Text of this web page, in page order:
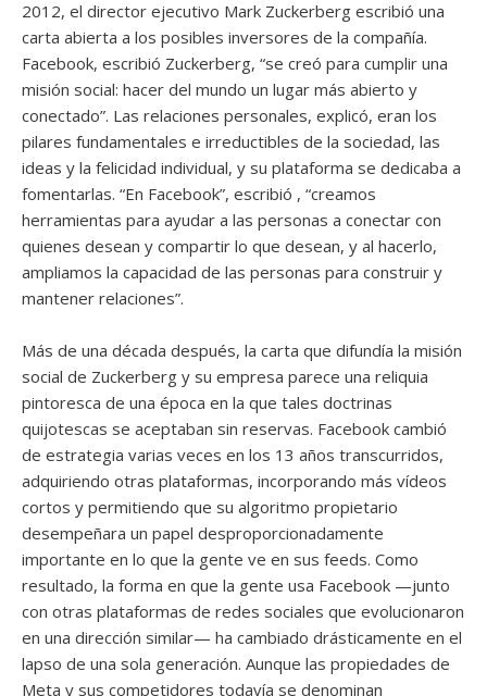
2012, el director ejecutivo Mark Zuckerberg escribió una
carta abierta a los posibles inversores de la compañía.
Facebook, escribió Zuckerberg, “se creó para cumplir una
misión social: hacer del mundo un lugar más abierto y
conectado”. Las relaciones personales, explicó, eran los
pilares fundamentales e irreductibles de la sociedad, las
ideas y la felicidad individual, y su plataforma se dedicaba a
fomentarlas. “En Facebook”, escribió , “creamos
herramientas para ayudar a las personas a conectar con
quienes desean y compartir lo que desean, y al hacerlo,
ampliamos la capacidad de las personas para construir y
mantener relaciones”.
Más de una década después, la carta que difundía la misión
social de Zuckerberg y su empresa parece una reliquia
pintoresca de una época en la que tales doctrinas
quijotescas se aceptaban sin reservas. Facebook cambió
de estrategia varias veces en los 13 años transcurridos,
adquiriendo otras plataformas, incorporando más vídeos
cortos y permitiendo que su algoritmo propietario
desempeñara un papel desproporcionadamente
importante en lo que la gente ve en sus feeds. Como
resultado, la forma en que la gente usa Facebook —junto
con otras plataformas de redes sociales que evolucionaron
en una dirección similar— ha cambiado drásticamente en el
lapso de una sola generación. Aunque las propiedades de
Meta y sus competidores todavía se denominan